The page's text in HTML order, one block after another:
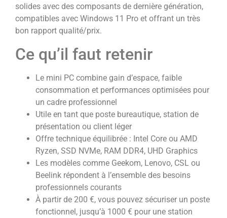
solides avec des composants de dernière génération,
compatibles avec Windows 11 Pro et offrant un très
bon rapport qualité/prix.
Ce qu’il faut retenir
Le mini PC combine gain d’espace, faible
consommation et performances optimisées pour
un cadre professionnel
Utile en tant que poste bureautique, station de
présentation ou client léger
Offre technique équilibrée : Intel Core ou AMD
Ryzen, SSD NVMe, RAM DDR4, UHD Graphics
Les modèles comme Geekom, Lenovo, CSL ou
Beelink répondent à l’ensemble des besoins
professionnels courants
À partir de 200 €, vous pouvez sécuriser un poste
fonctionnel, jusqu’à 1000 € pour une station